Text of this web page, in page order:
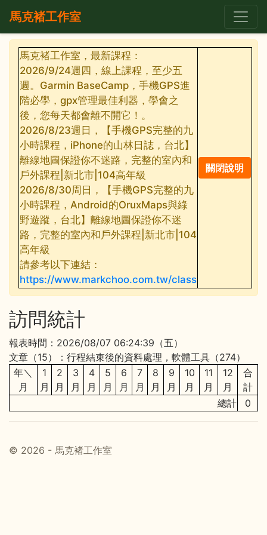
馬克褚工作室
馬克褚工作室，最新課程：
2026/9/24週四，線上課程，至少五
週。Garmin BaseCamp，手機GPS進
階必學，gpx管理最佳利器，學會之
後，您每天都會離不開它！。
2026/8/23週日，【手機GPS完整的九
小時課程，iPhone的山林日誌，台北】
離線地圖保證你不迷路，完整的室內和
戶外課程|新北市|104高年級
2026/8/30周日，【手機GPS完整的九
小時課程，Android的OruxMaps與綠
野遊蹤，台北】離線地圖保證你不迷
路，完整的室內和戶外課程|新北市|104
高年級
請參考以下連結：
https://www.markchoo.com.tw/class
訪問統計
報表時間：2026/08/07 06:24:39（五）
文章（15）：行程結束後的資料處理，軟體工具（274）
年＼
月
1
月
2
月
3
月
4
月
5
月
6
月
7
月
8
月
9
月
10
月
11
月
12
月
合
計
總計
0
© 2026 - 馬克褚工作室